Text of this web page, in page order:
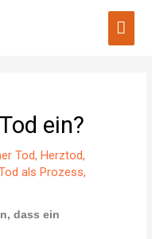
ein?
Tod, Herztod,
als Prozess,
dass ein